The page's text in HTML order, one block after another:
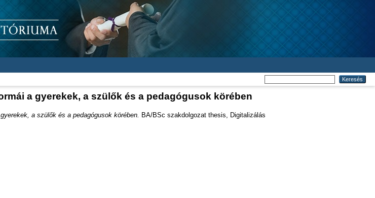
a gyerekek, a szülők és a pedagógusok körében
a szülők és a pedagógusok körében.
BA/BSc szakdolgozat thesis, Digitalizálás